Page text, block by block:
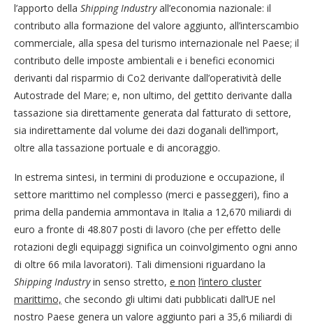
l’apporto della Shipping Industryall’economia nazionale: il
contributo alla formazione del valore aggiunto, all’interscambio
commerciale, alla spesa del turismo internazionale nel Paese; il
contributo delle imposte ambientali e i benefici economici
derivanti dal risparmio di Co2 derivante dall’operatività delle
Autostrade del Mare; e, non ultimo, del gettito derivante dalla
tassazione sia direttamente generata dal fatturato di settore,
sia indirettamente dal volume dei dazi doganali dell’import,
oltre alla tassazione portuale e di ancoraggio.
In estrema sintesi, in termini di produzione e occupazione, il
settore marittimo nel complesso (merci e passeggeri), fino a
prima della pandemia ammontava in Italia a 12,670 miliardi di
euro a fronte di 48.807 posti di lavoro (che per effetto delle
rotazioni degli equipaggi significa un coinvolgimento ogni anno
di oltre 66 mila lavoratori). Tali dimensioni riguardano la
Shipping Industryin senso stretto, e non l’intero cluster
marittimo, che secondo gli ultimi dati pubblicati dall’UE nel
nostro Paese genera un valore aggiunto pari a 35,6 miliardi di